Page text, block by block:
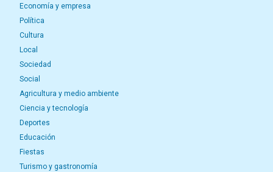
Economía y empresa
Política
Cultura
Local
Sociedad
Social
Agricultura y medio ambiente
Ciencia y tecnología
Deportes
Educación
Fiestas
Turismo y gastronomía